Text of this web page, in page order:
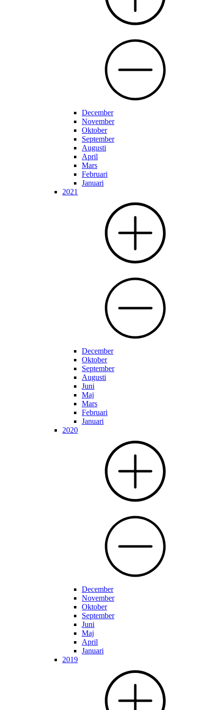
December
November
Oktober
September
Augusti
April
Mars
Februari
Januari
2021
December
Oktober
September
Augusti
Juni
Maj
Mars
Februari
Januari
2020
December
November
Oktober
September
Juni
Maj
April
Januari
2019